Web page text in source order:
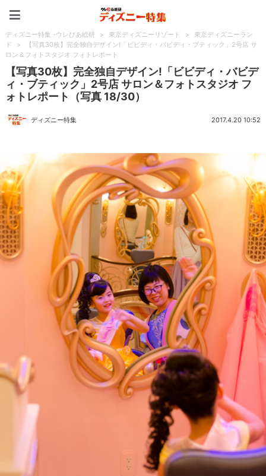
ディズニー特集 -ウレぴあ総研 > 東京ディズニーリゾート >
東京ディズニーラン
ド
>
【写真30枚】完全独自デザイン!「ビビディ・バビディ・ブティック」2号店 サ
ロン＆フォトスタジオ フォトレポート
【写真30枚】完全独自デザイン!「ビビディ・バビデ
ィ・ブティック」2号店 サロン＆フォトスタジオ フ
ォトレポート（写真 18/30）
ディズニー特集 2017.4.20 10:52